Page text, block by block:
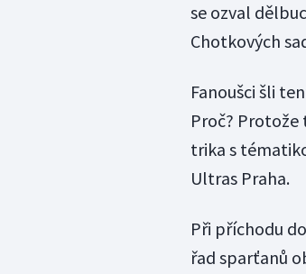
se ozval
Chotkových
Fanoušci šli
Proč?
trika s
Ultras Praha.
Při příchodu
řad sparťanů